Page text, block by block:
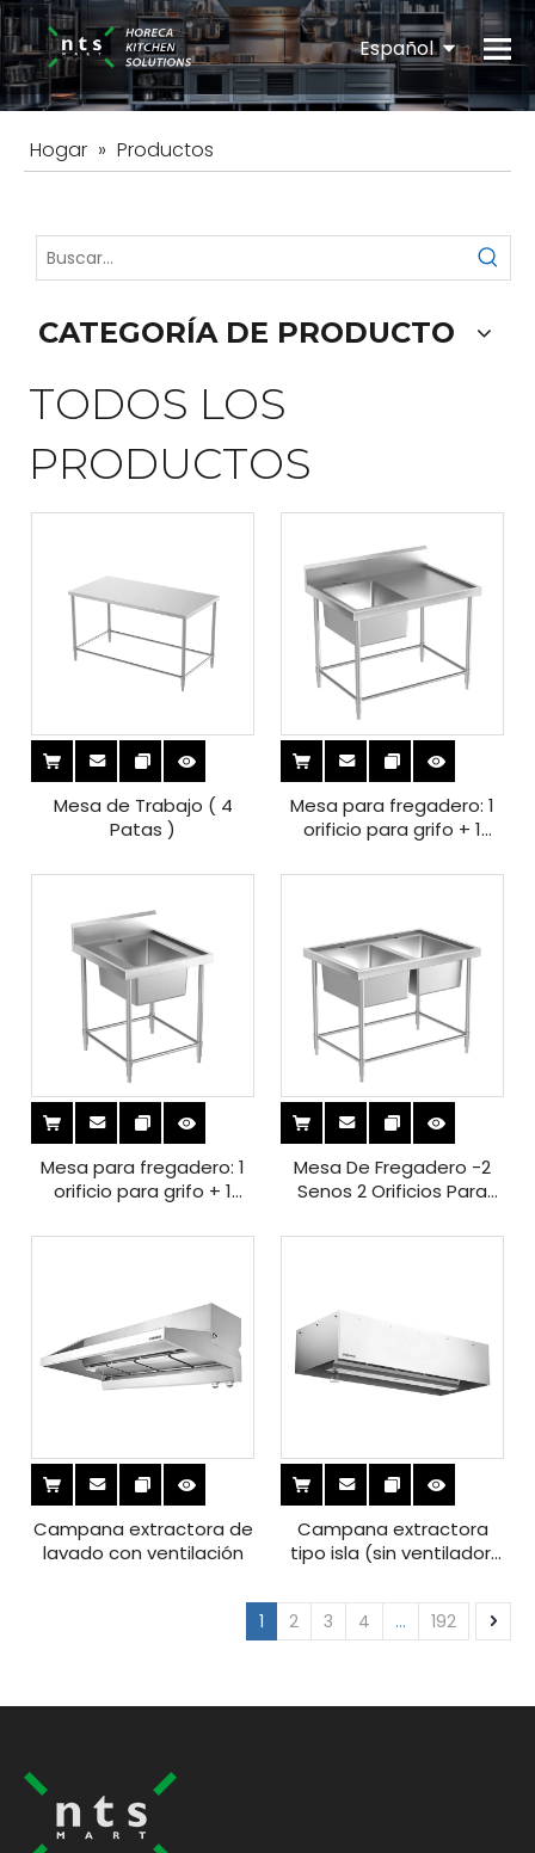
Español
English
Hogar » Productos
CATEGORÍA DE PRODUCTO
TODOS LOS
PRODUCTOS
Mesa de Trabajo ( 4
Patas )
Mesa para fregadero: 1
orificio para grifo + 1
contra salpicaduras sin
Mesa para fregadero: 1
orificio para grifo + 1
contra salpicaduras sin
Mesa De Fregadero -2
Senos 2 Orificios Para
Escurridor （4 Patas）
Campana extractora de
lavado con ventilación
Campana extractora
tipo isla (sin ventilador,
autolimpieza)
1 2 3 4 ... 192